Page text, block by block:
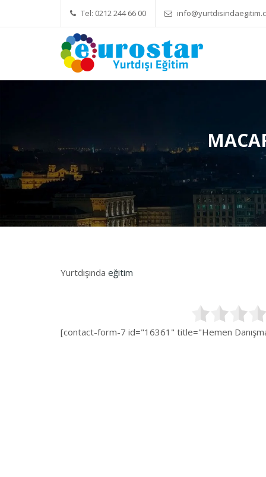
Tel: 0212 244 66 00 Yök Denkliği Önemli
Yurtdışında eğitim
[contact-form-7 id="16361" title="Hemen